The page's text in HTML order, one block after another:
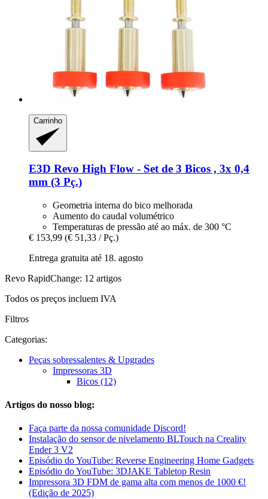
Carrinho
E3D Revo High Flow -​ Set de 3 Bicos , 3x 0,4
mm (3 Pç.)
Geometria interna do bico melhorada
Aumento do caudal volumétrico
Temperaturas de pressão até ao máx. de 300 °C
€ 153,99 (€ 51,33 / Pç.)
Entrega gratuita até 18. agosto
Revo RapidChange: 12 artigos
Todos os preços incluem IVA
Filtros
Categorias:
Peças sobressalentes & Upgrades
Impressoras 3D
Bicos (12)
Artigos do nosso blog:
Faça parte da nossa comunidade Discord!
Instalação do sensor de nivelamento BLTouch na Creality
Ender 3 V2
Episódio do YouTube: Reverse Engineering Home Gadgets
Episódio do YouTube: 3DJAKE Tabletop Resin
Impressora 3D FDM de gama alta com menos de 1000 €!
(Edição de 2025)